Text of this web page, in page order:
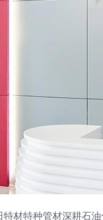
特材特种管材深耕石